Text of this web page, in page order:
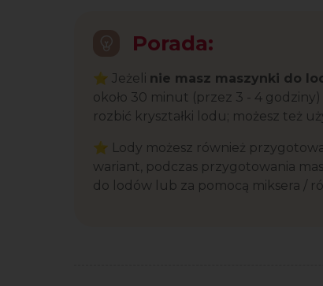
Porada:
⭐ Jeżeli nie masz maszynki do
około 30 minut (przez 3 - 4
rozbić kryształki lodu; możesz też
⭐ Lody możesz również
wariant, podczas przygotowania
do lodów lub za pomocą miksera /